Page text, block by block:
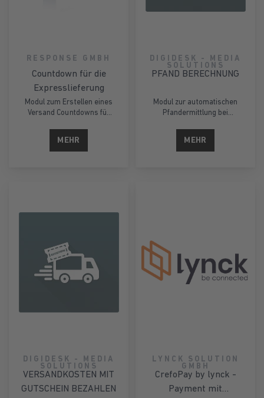
RESPONSE GMBH
Countdown für die
Expresslieferung
Modul zum Erstellen eines
Versand Countdowns für
MEHR
DIGIDESK - MEDIA
SOLUTIONS
PFAND BERECHNUNG
Modul zur automatischen
Pfandermittlung bei
MEHR
DIGIDESK - MEDIA
SOLUTIONS
VERSANDKOSTEN MIT
GUTSCHEIN BEZAHLEN
LYNCK SOLUTION
GMBH
CrefoPay by lynck -
Payment mit